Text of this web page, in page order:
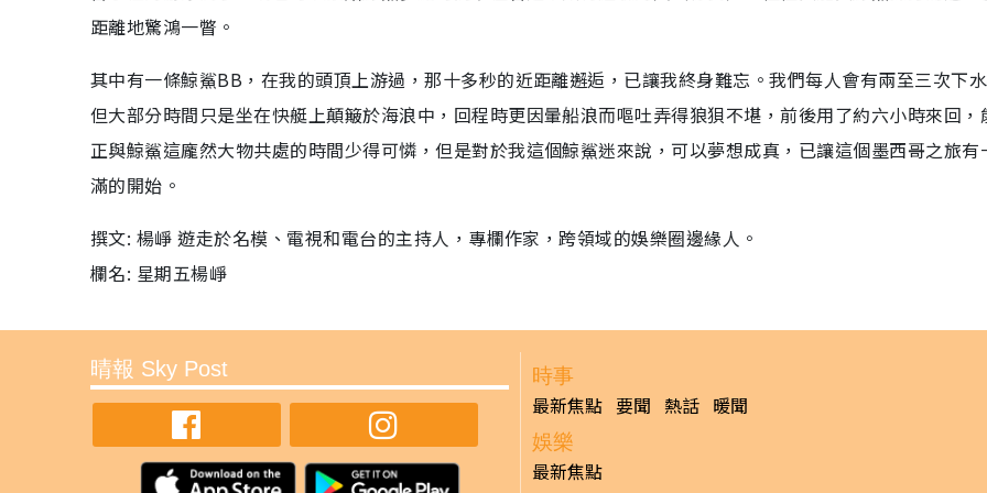
距離地驚鴻一瞥。
其中有一條鯨鯊BB，在我的頭頂上游過，那十多秒的近距離邂逅，已讓我終身難忘。我們每人會有兩至三次下水
但大部分時間只是坐在快艇上顛簸於海浪中，回程時更因暈船浪而嘔吐弄得狼狽不堪，前後用了約六小時來回，
正與鯨鯊這龐然大物共處的時間少得可憐，但是對於我這個鯨鯊迷來說，可以夢想成真，已讓這個墨西哥之旅有
滿的開始。
撰文: 楊崢 遊走於名模、電視和電台的主持人，專欄作家，跨領域的娛樂圈邊緣人。
欄名: 星期五楊崢
晴報 Sky Post 時事
最新焦點 要聞 熱話 暖聞
娛樂
最新焦點